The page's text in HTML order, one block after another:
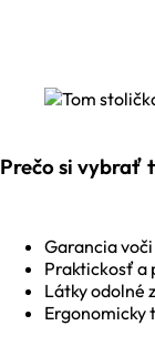
Prečo si vybrať
Garancia
Praktickosť a
Látky odolné
Ergonomicky